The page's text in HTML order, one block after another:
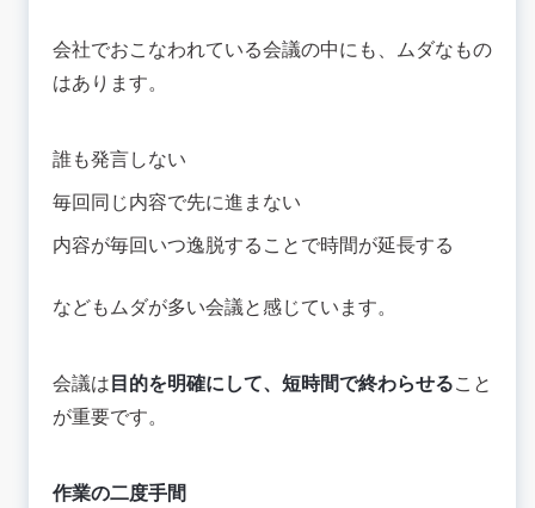
会社でおこなわれている会議の中にも、ムダなもの
はあります。
誰も発言しない
毎回同じ内容で先に進まない
内容が毎回いつ逸脱することで時間が延長する
などもムダが多い会議と感じています。
会議は目的を明確にして、短時間で終わらせること
が重要です。
作業の二度手間